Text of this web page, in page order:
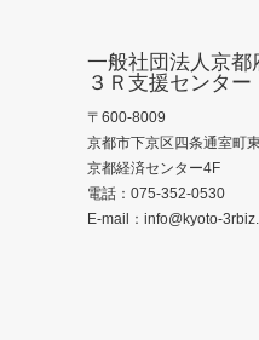
一般社団法人京都
３Ｒ支援センター
〒600-8009
京都市下京区四条通室町
京都経済センター4F
電話：075-352-0530
E-mail：info@kyoto-